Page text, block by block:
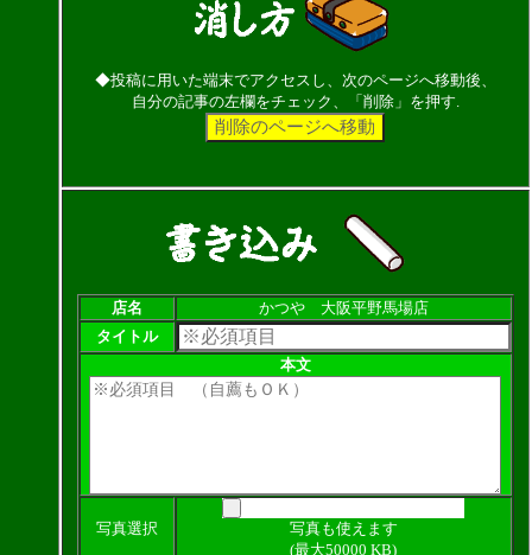
◆投稿に用いた端末でアクセスし、次のページへ移動後、
自分の記事の左欄をチェック、「削除」を押す.
店名
かつや 大阪平野馬場店
タイトル
本文
写真選択
写真も使えます
(最大50000 KB)